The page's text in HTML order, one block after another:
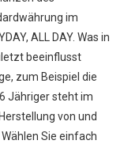
im
ALL DAY. Was in
beeinflusst
zum Beispiel die
Jähriger steht im
von und
Sie einfach